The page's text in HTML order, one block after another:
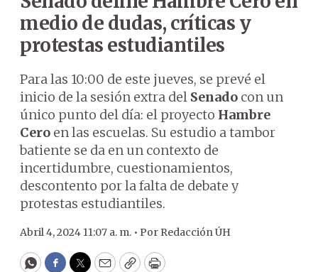
medio de dudas, críticas y
protestas estudiantiles
Para las 10:00 de este jueves, se prevé el
inicio de la sesión extra del Senado con un
único punto del día: el proyecto Hambre
Cero en las escuelas. Su estudio a tambor
batiente se da en un contexto de
incertidumbre, cuestionamientos,
descontento por la falta de debate y
protestas estudiantiles.
Abril 4, 2024 11:07 a. m. • Por Redacción ÚH